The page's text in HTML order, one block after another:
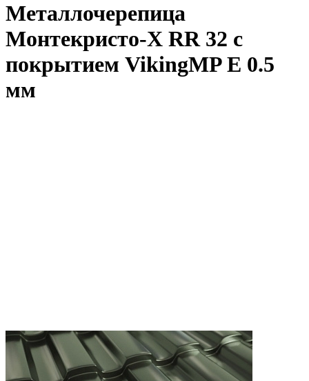
Металлочерепица
Монтекристо-X RR 32 с
покрытием VikingMP E 0.5
мм